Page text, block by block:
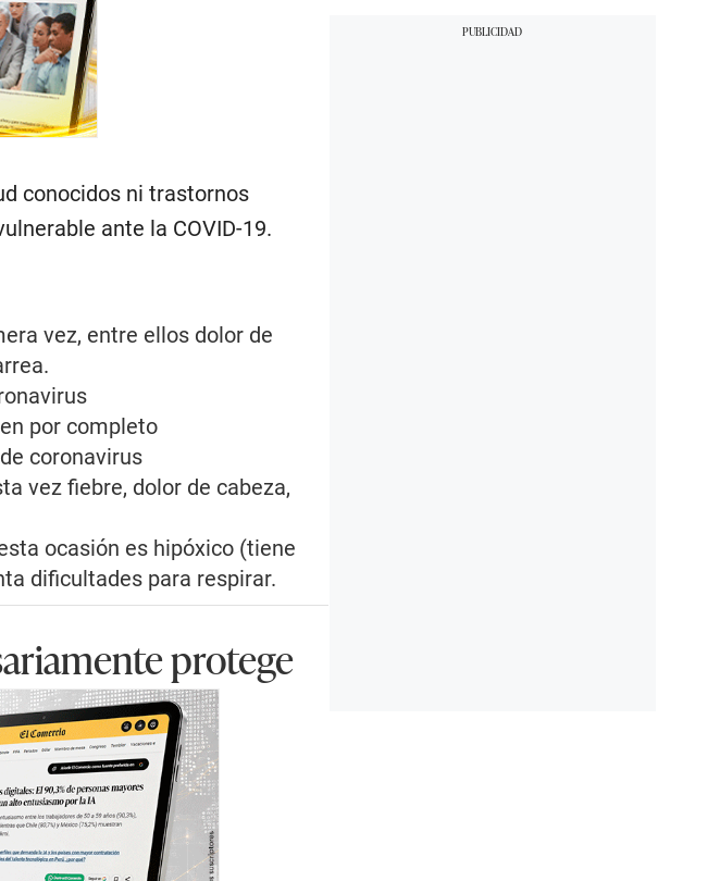
conocidos ni trastornos
ante la COVID-19.
vez, entre ellos dolor de
por completo
coronavirus
vez fiebre, dolor de cabeza,
ocasión es hipóxico (tiene
dificultades para respirar.
protege